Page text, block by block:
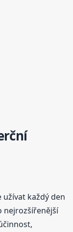
užívat každý den
nejrozšířenější